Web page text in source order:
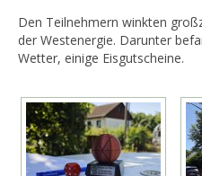
Den Teilnehmern winkten
der Westenergie. Darunter
Wetter, einige Eisgutscheine.